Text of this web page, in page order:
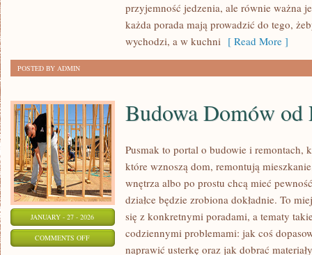
DRESSINGI
przyjemność jedzenia, ale równie ważna
każda porada mają prowadzić do tego,
wychodzi, a w kuchni [ Read More ]
POSTED BY ADMIN
JANUARY - 27 - 2026
COMMENTS OFFON
Budowa Domów od
Pusmak to portal o budowie i remontach,
które wznoszą dom, remontują
wnętrza albo po prostu chcą mieć
działce będzie zrobiona dokładnie. To
się z konkretnymi poradami, a tematy
codziennymi problemami: jak coś
naprawić usterkę oraz jak dobrać